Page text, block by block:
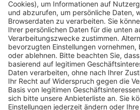
Pässe und Vereinswechsel
Trainerausbildung
Schulungsangebot Vereinsmitarbeiter
BFV-Geschäftsstellen
Trainerbörse
Login SpielPlus